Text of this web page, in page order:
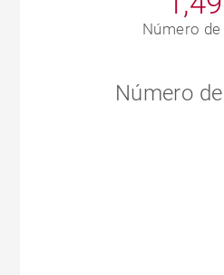
Número
Número